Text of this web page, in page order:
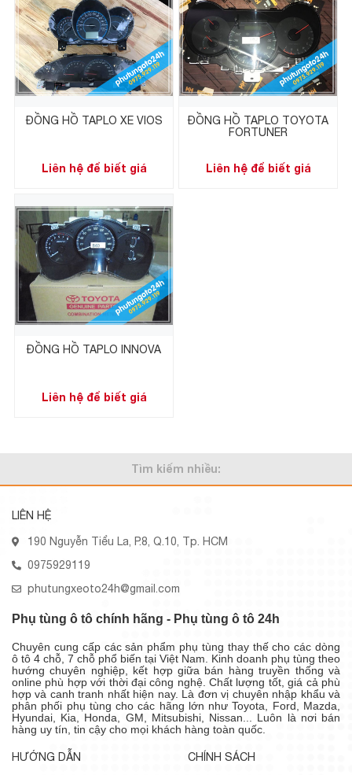
ĐỒNG HỒ TAPLO XE VIOS
Liên hệ để biết giá
ĐỒNG HỒ TAPLO TOYOTA
FORTUNER
Liên hệ để biết giá
ĐỒNG HỒ TAPLO INNOVA
Liên hệ để biết giá
Tìm kiếm nhiều:
LIÊN HỆ
190 Nguyễn Tiểu La, P.8, Q.10, Tp. HCM
0975929119
phutungxeoto24h@gmail.com
Phụ tùng ô tô chính hãng - Phụ tùng ô tô 24h
Chuyên cung cấp các sản phẩm phụ tùng thay thế cho các dòng
ô tô 4 chỗ, 7 chỗ phổ biến tại Việt Nam. Kinh doanh phụ tùng theo
hướng chuyên nghiệp, kết hợp giữa bán hàng truyền thống và
online phù hợp với thời đại công nghệ. Chất lượng tốt, giá cả phù
hợp và canh tranh nhất hiện nay. Là đơn vị chuyên nhập khẩu và
phân phối phụ tùng cho các hãng lớn như Toyota, Ford, Mazda,
Hyundai, Kia, Honda, GM, Mitsubishi, Nissan... Luôn là nơi bán
hàng uy tín, tin cậy cho mọi khách hàng toàn quốc.
HƯỚNG DẪN CHÍNH SÁCH